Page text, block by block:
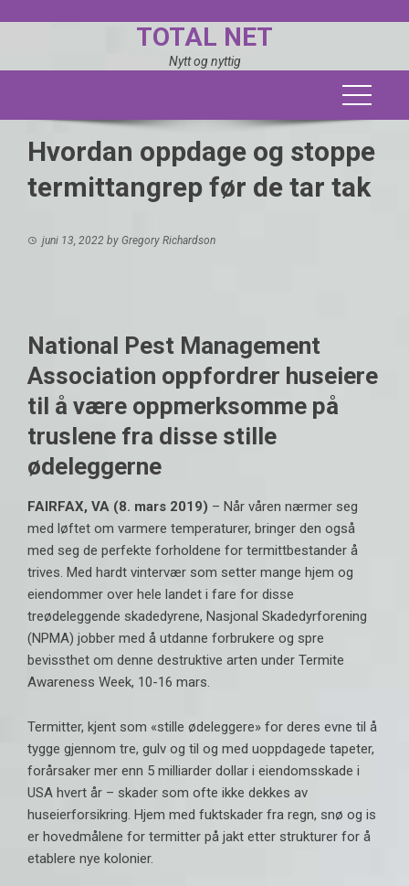
TOTAL NET
Nytt og nyttig
Hvordan oppdage og stoppe
termittangrep før de tar tak
juni 13, 2022 by Gregory Richardson
National Pest Management
Association oppfordrer huseiere
til å være oppmerksomme på
truslene fra disse stille
ødeleggerne
FAIRFAX, VA (8. mars 2019) – Når våren nærmer seg
med løftet om varmere temperaturer, bringer den også
med seg de perfekte forholdene for termittbestander å
trives. Med hardt vintervær som setter mange hjem og
eiendommer over hele landet i fare for disse
treødeleggende skadedyrene, Nasjonal Skadedyrforening
(NPMA) jobber med å utdanne forbrukere og spre
bevissthet om denne destruktive arten under Termite
Awareness Week, 10-16 mars.
Termitter, kjent som «stille ødeleggere» for deres evne til å
tygge gjennom tre, gulv og til og med uoppdagede tapeter,
forårsaker mer enn 5 milliarder dollar i eiendomsskade i
USA hvert år – skader som ofte ikke dekkes av
huseierforsikring. Hjem med fuktskader fra regn, snø og is
er hovedmålene for termitter på jakt etter strukturer for å
etablere nye kolonier.